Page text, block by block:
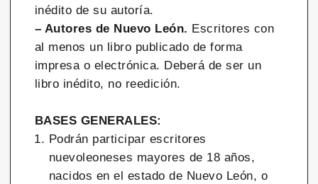
inédito de su autoría.
– Autores de Nuevo León. Escritores con
al menos un libro publicado de forma
impresa o electrónica. Deberá de ser un
libro inédito, no reedición.
BASES GENERALES:
Podrán participar escritores
nuevoleoneses mayores de 18 años,
nacidos en el estado de Nuevo León, o